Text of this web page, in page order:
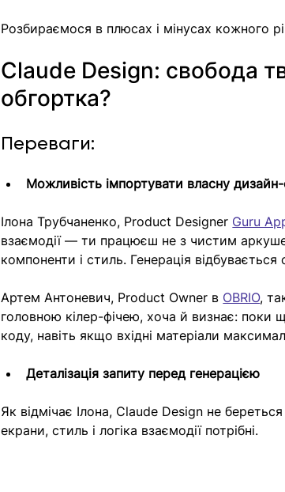
Розбираємося в плюсах і мінусах кожного
Claude Design: свобода
обгортка?
Переваги:
Можливість імпортувати власну
Ілона Трубчаненко, Product Designer Guru
взаємодії — ти працюєш не з чистим
компоненти і стиль. Генерація
Артем Антоневич, Product Owner в OBRIO,
головною кілер-фічею, хоча й визнає: поки
коду, навіть якщо вхідні матеріали
Деталізація запиту перед генерацією
Як відмічає Ілона, Claude Design не
екрани, стиль і логіка взаємодії потрібні.